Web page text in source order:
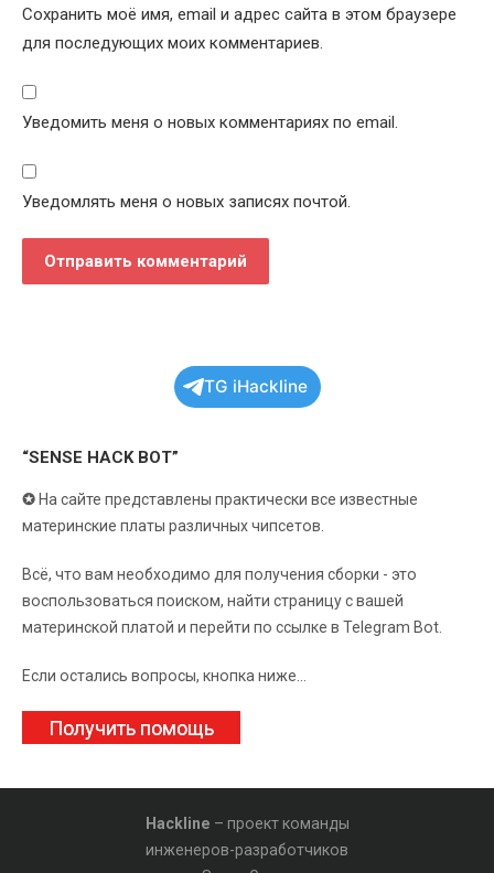
Сохранить моё имя, email и адрес сайта в этом браузере
для последующих моих комментариев.
Уведомить меня о новых комментариях по email.
Уведомлять меня о новых записях почтой.
TG iHackline
“SENSE HACK BOT”
✪ На сайте представлены практически все известные
материнские платы различных чипсетов.
Всё, что вам необходимо для получения сборки - это
воспользоваться поиском, найти страницу с вашей
материнской платой и перейти по ссылке в Telegram Bot.
Если остались вопросы, кнопка ниже...
Получить помощь
Hackline – проект команды
инженеров-разработчиков